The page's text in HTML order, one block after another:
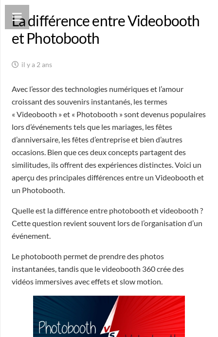
La différence entre Videobooth
et Photobooth
il y a 2 ans
Avec l’essor des technologies numériques et l’amour
croissant des souvenirs instantanés, les termes
« Videobooth » et « Photobooth » sont devenus populaires
lors d’événements tels que les mariages, les fêtes
d’anniversaire, les fêtes d’entreprise et bien d’autres
occasions. Bien que ces deux concepts partagent des
similitudes, ils offrent des expériences distinctes. Voici un
aperçu des principales différences entre un Videobooth et
un Photobooth.
Quelle est la différence entre photobooth et videobooth ?
Cette question revient souvent lors de l’organisation d’un
événement.
Le photobooth permet de prendre des photos
instantanées, tandis que le videobooth 360 crée des
vidéos immersives avec effets et slow motion.